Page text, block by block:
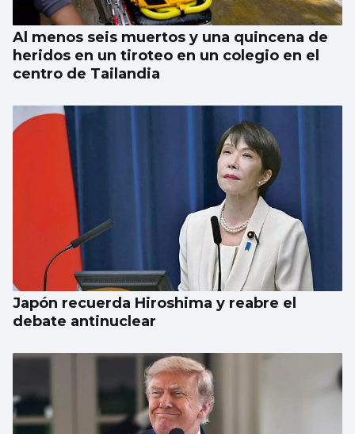
Al menos seis muertos y una quincena de
heridos en un tiroteo en un colegio en el
centro de Tailandia
Japón recuerda Hiroshima y reabre el
debate antinuclear